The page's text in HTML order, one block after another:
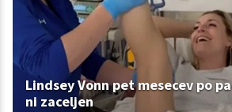
Lindsey Vonn pet mesecev po
ni zaceljen